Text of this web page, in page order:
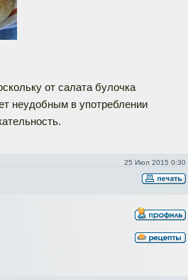
от салата булочка
неудобным в употреблении
25 Июл 2015 0:30